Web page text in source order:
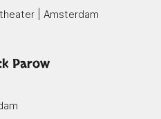
| Amsterdam
Parow